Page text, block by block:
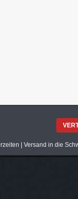
Versand in die